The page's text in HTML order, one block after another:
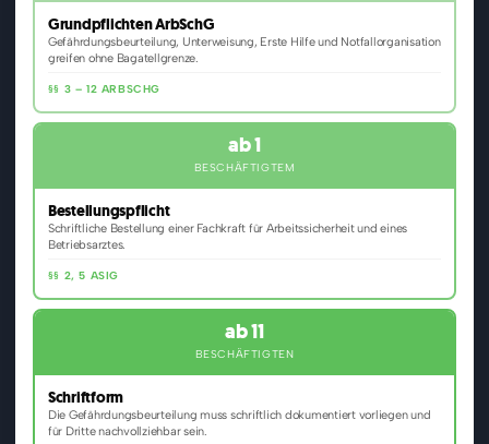
Grundpflichten ArbSchG
Gefährdungsbeurteilung, Unterweisung, Erste Hilfe und Notfallorganisation
greifen ohne Bagatellgrenze.
§§ 3 – 12 ARBSCHG
ab 1
BESCHÄFTIGTEM
Bestellungspflicht
Schriftliche Bestellung einer Fachkraft für Arbeitssicherheit und eines
Betriebsarztes.
§§ 2, 5 ASIG
ab 11
BESCHÄFTIGTEN
Schriftform
Die Gefährdungsbeurteilung muss schriftlich dokumentiert vorliegen und
für Dritte nachvollziehbar sein.